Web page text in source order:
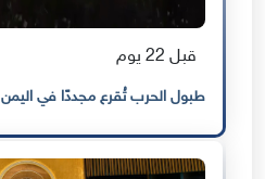
قبل 22 يوم
طبول الحرب تُقرع مجددًا في اليمن